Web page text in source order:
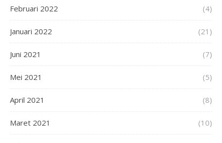
Februari 2022 (4)
Januari 2022 (21)
Juni 2021 (7)
Mei 2021 (5)
April 2021 (8)
Maret 2021 (10)